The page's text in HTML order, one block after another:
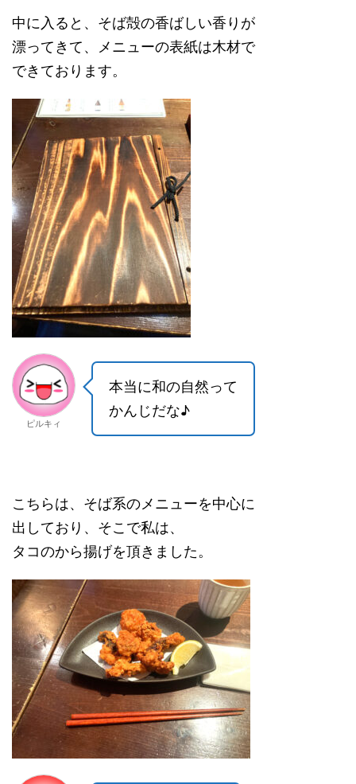
中に入ると、そば殻の香ばしい香りが
漂ってきて、メニューの表紙は木材で
できております。
ピルキィ
本当に和の自然って
かんじだな♪
こちらは、そば系のメニューを中心に
出しており、そこで私は、
タコのから揚げを頂きました。